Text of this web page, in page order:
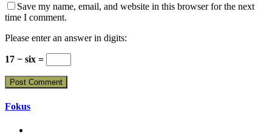
Save my name, email, and website in this browser for the next
time I comment.
Please enter an answer in digits:
17 − six =
Fokus